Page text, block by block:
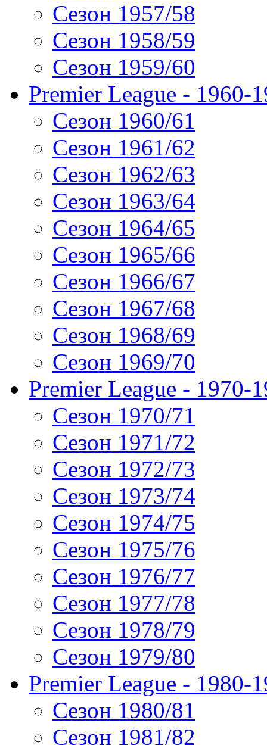
Сезон 1957/58
Сезон 1958/59
Сезон 1959/60
Premier League - 1960-
Сезон 1960/61
Сезон 1961/62
Сезон 1962/63
Сезон 1963/64
Сезон 1964/65
Сезон 1965/66
Сезон 1966/67
Сезон 1967/68
Сезон 1968/69
Сезон 1969/70
Premier League - 1970-
Сезон 1970/71
Сезон 1971/72
Сезон 1972/73
Сезон 1973/74
Сезон 1974/75
Сезон 1975/76
Сезон 1976/77
Сезон 1977/78
Сезон 1978/79
Сезон 1979/80
Premier League - 1980-
Сезон 1980/81
Сезон 1981/82